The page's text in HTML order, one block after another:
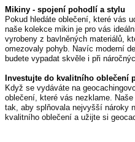
Mikiny - spojení pohodlí a stylu
Pokud hledáte oblečení, které vás
naše kolekce mikin je pro vás
vyrobeny z bavlněných materiálů,
omezovaly pohyb. Navíc moderní
budete vypadat skvěle i při
Investujte do kvalitního oblečení
Když se vydáváte na
oblečení, které vás nezklame.
tak, aby splňovala nejvyšší nároky
kvalitního oblečení a užijte si